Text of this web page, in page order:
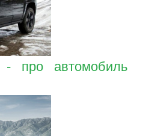
про автомобиль